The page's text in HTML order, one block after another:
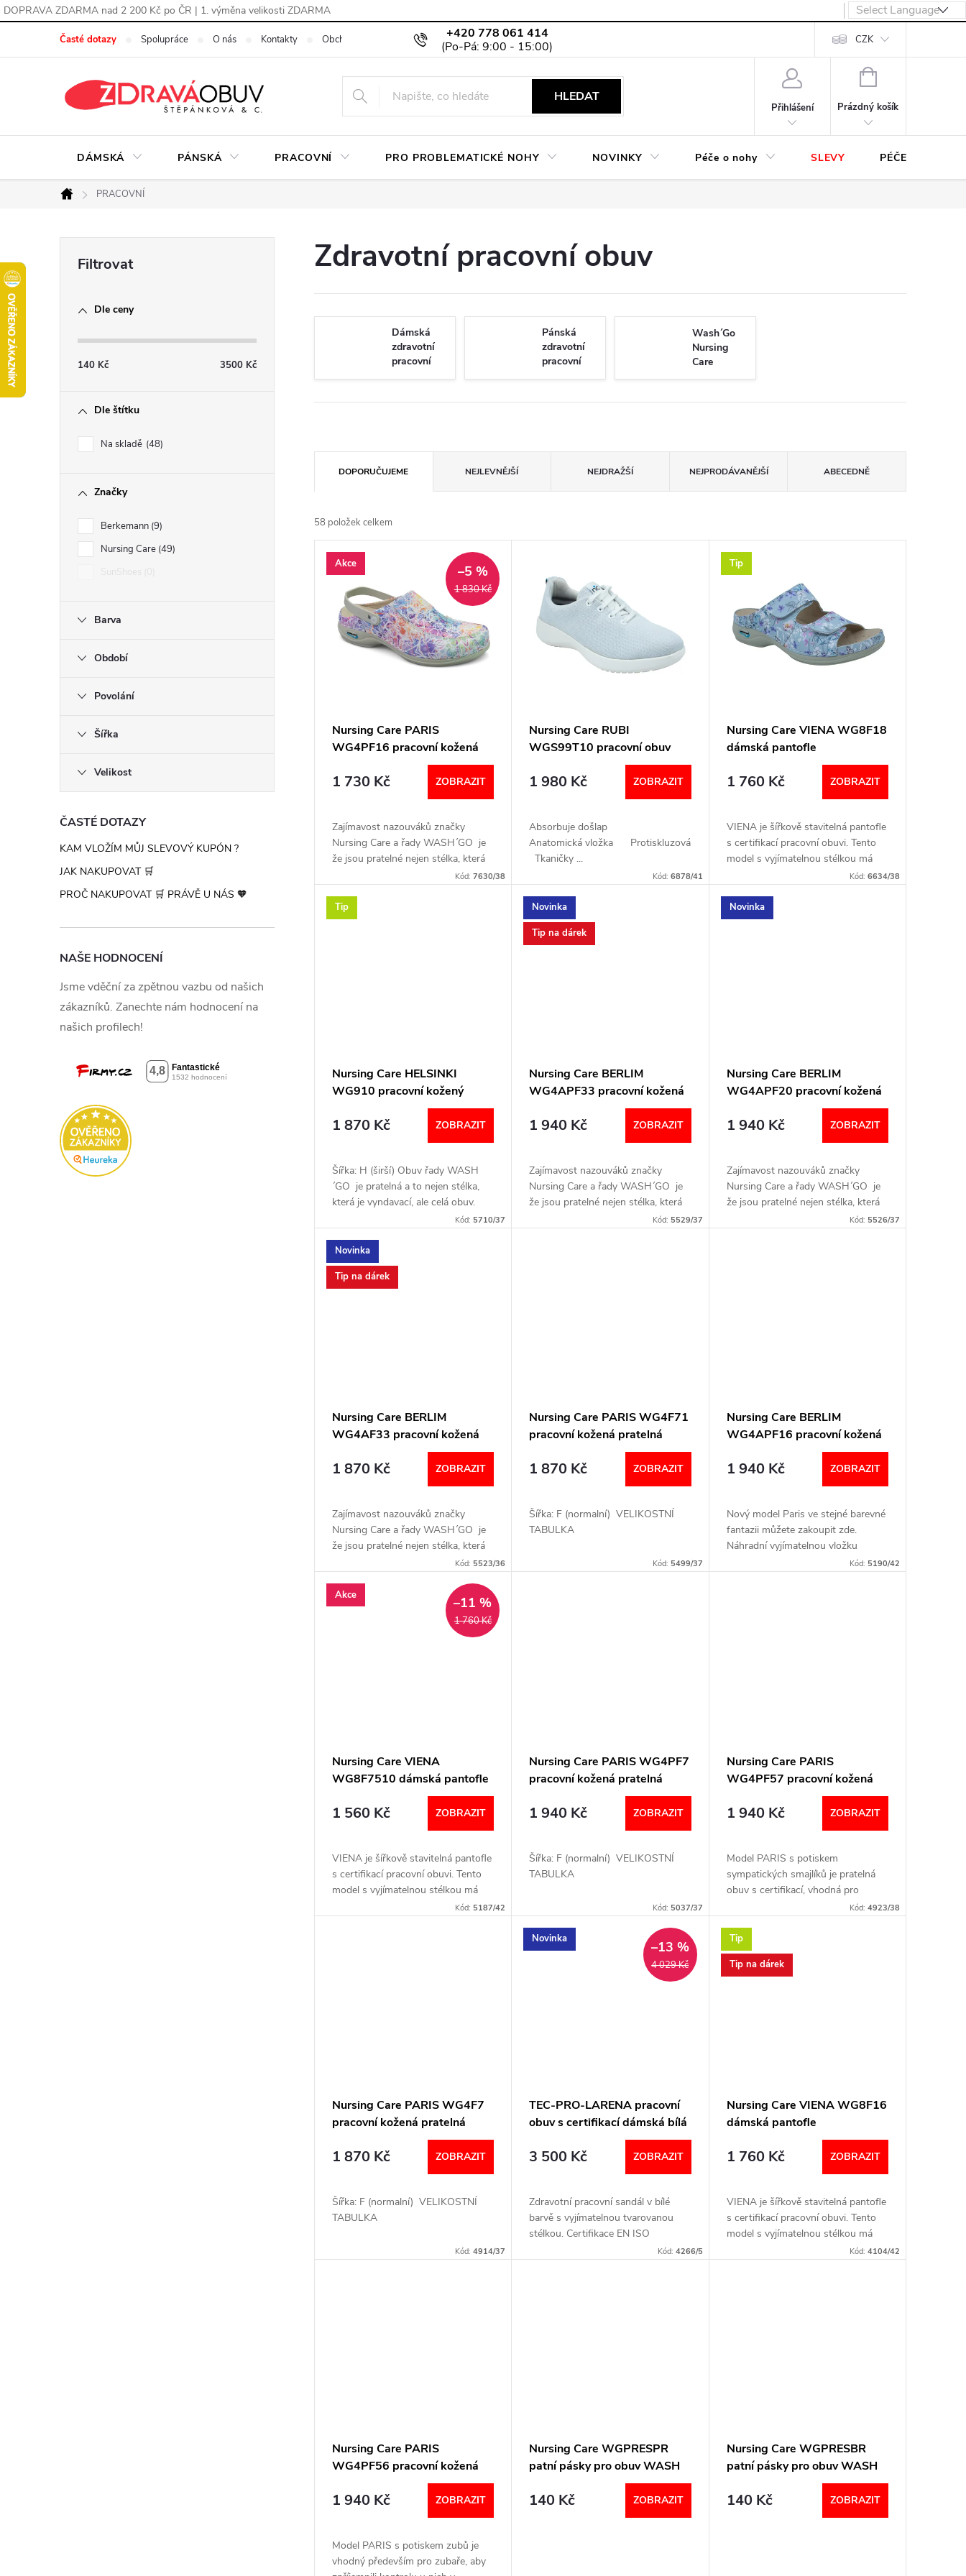
DOPRAVA ZDARMA nad 2 200 Kč po ČR | 1. výměna velikosti ZDARMA
+420 778 061 414
Časté dotazy Spolupráce O nás Kontakty Obchodní podmínky Podmínky ochrany osobních údajů CZK
HLEDAT
Přihlášení
NÁKUPNÍ
Prázdný košík
DÁMSKÁ PÁNSKÁ PRACOVNÍ PRO PROBLEMATICKÉ NOHY NOVINKY Péče o nohy SLEVY PÉČE O OBUV
Domů
PRACOVNÍ
Dle ceny
140 Kč 3500 Kč
Dle štítku
Na skladě 48
Značky
Berkemann 9
Nursing Care 49
Barva
Období
Povolání
Šířka
Velikost
ČASTÉ DOTAZY
KAM VLOŽÍM MŮJ SLEVOVÝ KUPÓN ?
JAK NAKUPOVAT 🛒
PROČ NAKUPOVAT 🛒 PRÁVĚ U NÁS 🧡
NAŠE HODNOCENÍ
Jsme vděční za zpětnou vazbu od našich
zákazníků. Zanechte nám hodnocení na
našich profilech!
Zdravotní pracovní obuv
Dámská
zdravotní
pracovní
obuv
Pánská
zdravotní
pracovní
obuv
Wash´Go
Nursing
Care
a
z
e
DOPORUČUJEME NEJLEVNĚJŠÍ NEJDRAŽŠÍ NEJPRODÁVANĚJŠÍ ABECEDNĚ
58 položek celkem
V
u
k
Akce
1 830 Kč
–5 %
Nursing Care PARIS
WG4PF16 pracovní kožená
pratelná obuv s certifikací
dámská s páskem barevná
1 730 Kč ZOBRAZIT
Zajímavost nazouváků značky
Nursing Care a řady WASH´GO je
že jsou pratelné nejen stélka, která
je vyndavací, ale celá obuv. EN ISO
Máme...
Kód:7630/38
Nursing Care RUBI
WGS99T10 pracovní obuv
1 980 Kč ZOBRAZIT
Absorbuje došlap
Anatomická vložka Protiskluzová
Tkaničky ...
Kód: 6878/41
Tip
Nursing Care VIENA WG8F18
dámská pantofle
certifikovaná pratelná
primavera
1 760 Kč ZOBRAZIT
VIENA je šířkově stavitelná pantofle
s certifikací pracovní obuvi. Tento
model s vyjímatelnou stélkou má
speciálně upravenou kůži tak, že je
Kód: 6634/38
Tip
Nursing Care HELSINKI
WG910 pracovní kožený
pratelný sandál s certifikací
dámský bílá
1 870 Kč ZOBRAZIT
Šířka: H (širší) Obuv řady WASH
´GO je pratelná a to nejen stélka,
která je vyndavací, ale celá obuv.
Certifikace EN ISO 20347: 2012
Kód: 5710/37
Novinka
Tip na dárek
Nursing Care BERLIM
WG4APF33 pracovní kožená
pratelná obuv s certifikací
dámská s páskem květy
1 940 Kč ZOBRAZIT
Zajímavost nazouváků značky
Nursing Care a řady WASH´GO je
že jsou pratelné nejen stélka, která
je vyndavací, ale celá obuv. EN ISO
Kód: 5529/37
Novinka
Nursing Care BERLIM
WG4APF20 pracovní kožená
pratelná obuv s certifikací
dámská s páskem kočky
1 940 Kč ZOBRAZIT
Zajímavost nazouváků značky
Nursing Care a řady WASH´GO je
že jsou pratelné nejen stélka, která
je vyndavací, ale celá obuv. EN ISO
Kód: 5526/37
Novinka
Tip na dárek
Nursing Care BERLIM
WG4AF33 pracovní kožená
pratelná obuv s certifikací
dámská bez pásku květy
1 870 Kč ZOBRAZIT
Zajímavost nazouváků značky
Nursing Care a řady WASH´GO je
že jsou pratelné nejen stélka, která
je vyndavací, ale celá obuv. EN ISO
Šířka:...
Kód: 5523/36
Nursing Care PARIS WG4F71
pracovní kožená pratelná
obuv s certifikací kadeřnice
1 870 Kč ZOBRAZIT
Šířka: F (normalní) VELIKOSTNÍ
TABULKA
Kód: 5499/37
Nursing Care BERLIM
WG4APF16 pracovní kožená
pratelná obuv s certifikací
dámská s páskem barevná
1 940 Kč ZOBRAZIT
Nový model Paris ve stejné barevné
fantazii můžete zakoupit zde.
Náhradní vyjímatelnou vložku
můžete zakoupit zde VELIKOSTNÍ
Kód: 5190/42
Akce
1 760 Kč
–11 %
Nursing Care VIENA
WG8F7510 dámská pantofle
pratelná bílá a puntíky
1 560 Kč ZOBRAZIT
VIENA je šířkově stavitelná pantofle
s certifikací pracovní obuvi. Tento
model s vyjímatelnou stélkou má
speciálně upravenou kůži tak, že je
Kód: 5187/42
Nursing Care PARIS WG4PF7
pracovní kožená pratelná
obuv s certifikací s páskem
barevné čtverečky
1 940 Kč ZOBRAZIT
Šířka: F (normalní) VELIKOSTNÍ
TABULKA
Kód: 5037/37
Nursing Care PARIS
WG4PF57 pracovní kožená
pratelná obuv s certifikací s
páskem sovičky
1 940 Kč ZOBRAZIT
Model PARIS s potiskem
sympatických smajlíků je pratelná
obuv s certifikací, vhodná pro
nošení doma i v práci. Obuv má
je pratelná v...
Kód: 4923/38
Nursing Care PARIS WG4F7
pracovní kožená pratelná
obuv s certifikací bez pásku
barevné čtverečky
1 870 Kč ZOBRAZIT
Šířka: F (normalní) VELIKOSTNÍ
TABULKA
Kód:4914/37
Novinka
4 029 Kč
–13 %
TEC-PRO-LARENA pracovní
obuv s certifikací dámská bílá
09310-175 Berkemann
3 500 Kč ZOBRAZIT
Zdravotní pracovní sandál v bílé
barvě s vyjímatelnou tvarovanou
stélkou. Certifikace EN ISO
20347:2012 Šíře H (široká)Kód: 4266/5
Tip
Tip na dárek
Nursing Care VIENA WG8F16
dámská pantofle
certifikovaná pratelná
barevná fantazie
1 760 Kč ZOBRAZIT
VIENA je šířkově stavitelná pantofle
s certifikací pracovní obuvi. Tento
model s vyjímatelnou stélkou má
speciálně upravenou kůži tak, že je
Kód: 4104/42
Nursing Care PARIS
WG4PF56 pracovní kožená
pratelná obuv s certifikací s
páskem zoubky
1 940 Kč ZOBRAZIT
Model PARIS s potiskem zubů je
vhodný především pro zubaře, aby
Nursing Care WGPRESPR
patní pásky pro obuv WASH
140 Kč ZOBRAZIT
Nursing Care WGPRESBR
patní pásky pro obuv WASH
140 Kč ZOBRAZIT